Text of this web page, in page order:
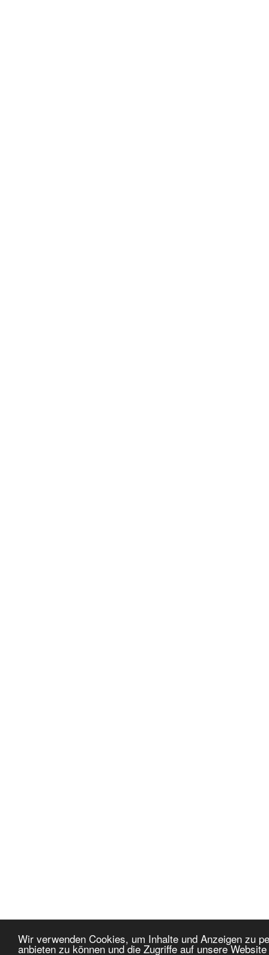
Wir verwenden Cookies, um Inhalte und Anzeigen zu
anbieten zu können und die Zugriffe auf unsere